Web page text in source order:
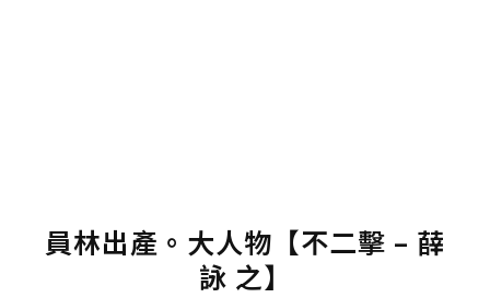
員林出產。大人物【不二擊 – 薛
詠 之】